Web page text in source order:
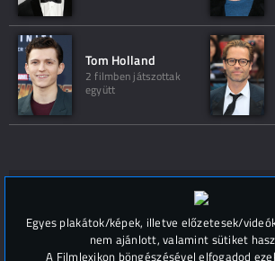
Tom Holland
2 filmben játszottak
együtt
Hozzászólások (
Egyes plakátok/képek, illetve előzetesek/
nem ajánlott, valamint sütiket
A Filmlexikon böngészésével elfogadod